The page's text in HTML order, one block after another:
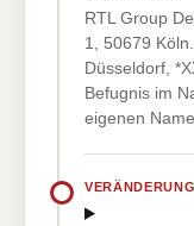
RTL Group
1, 50679
Düsseldorf,
Befugnis im
eigenen